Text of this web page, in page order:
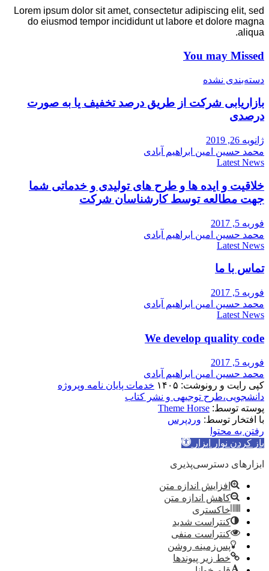
Lorem ipsum dolor sit amet, consectetur adipiscing elit, sed
do eiusmod tempor incididunt ut labore et dolore magna
aliqua.
You may Missed
دسته‌بندی نشده
بازاریابی شرکت از طریق درصد تخفیف یا به صورت
درصدی
ژانویه 26, 2019
محمد حسین امین ابراهیم آبادی
Latest News
خلاقیت و ایده ها و طرح های تولیدی و خدماتی شما
جهت مطالعه توسط کارشناسان شرکت
فوریه 5, 2017
محمد حسین امین ابراهیم آبادی
Latest News
تماس با ما
فوریه 5, 2017
محمد حسین امین ابراهیم آبادی
Latest News
We develop quality code
فوریه 5, 2017
محمد حسین امین ابراهیم آبادی
کپی رایت و رونوشت: ۱۴۰۵
خدمات پایان نامه وپروژه
دانشجویی،طرح توجیهی و نشر کتاب
پوسته توسط: Theme Horse
با افتخار توسط: وردپرس
رفتن به محتوا
باز کردن نوار ابزار
ابزارهای دسترسی‌پذیری
افزایش اندازه متن
کاهش اندازه متن
خاکستری
کنتراست شدید
کنتراست منفی
پس‌زمینه روشن
خط زیر پیوندها